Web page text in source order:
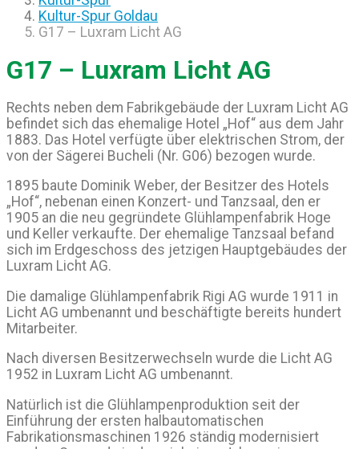
Kultur-Spur Goldau
G17 – Luxram Licht AG
G17 – Luxram Licht AG
Rechts neben dem Fabrikgebäude der Luxram Licht AG
befindet sich das ehemalige Hotel „Hof“ aus dem Jahr
1883. Das Hotel verfügte über elektrischen Strom, der
von der Sägerei Bucheli (Nr. G06) bezogen wurde.
1895 baute Dominik Weber, der Besitzer des Hotels
„Hof“, nebenan einen Konzert- und Tanzsaal, den er
1905 an die neu gegründete Glühlampenfabrik Hoge
und Keller verkaufte. Der ehemalige Tanzsaal befand
sich im Erdgeschoss des jetzigen Hauptgebäudes der
Luxram Licht AG.
Die damalige Glühlampenfabrik Rigi AG wurde 1911 in
Licht AG umbenannt und beschäftigte bereits hundert
Mitarbeiter.
Nach diversen Besitzerwechseln wurde die Licht AG
1952 in Luxram Licht AG umbenannt.
Natürlich ist die Glühlampenproduktion seit der
Einführung der ersten halbautomatischen
Fabrikationsmaschinen 1926 ständig modernisiert